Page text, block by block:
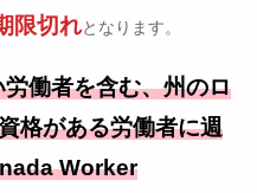
限切れとなります。
働者を含む、州のロ
格がある労働者に週
Worker